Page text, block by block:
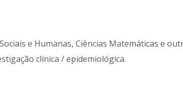
e Humanas, Ciências Matemáticas e
clínica / epidemiológica.